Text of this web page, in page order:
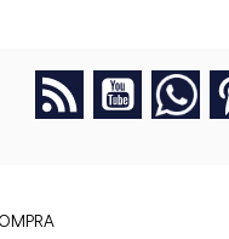
Rss YouTube